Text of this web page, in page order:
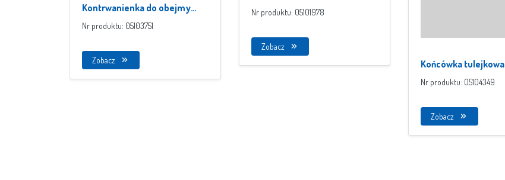
Kontrwanienka do obejmy
kabłąkowej
Nr produktu: 05103751
Zobacz
Nr produktu: 05101978
Zobacz
Końcówka tulejkowa
izolowana
Nr produktu: 05104349
Zobacz